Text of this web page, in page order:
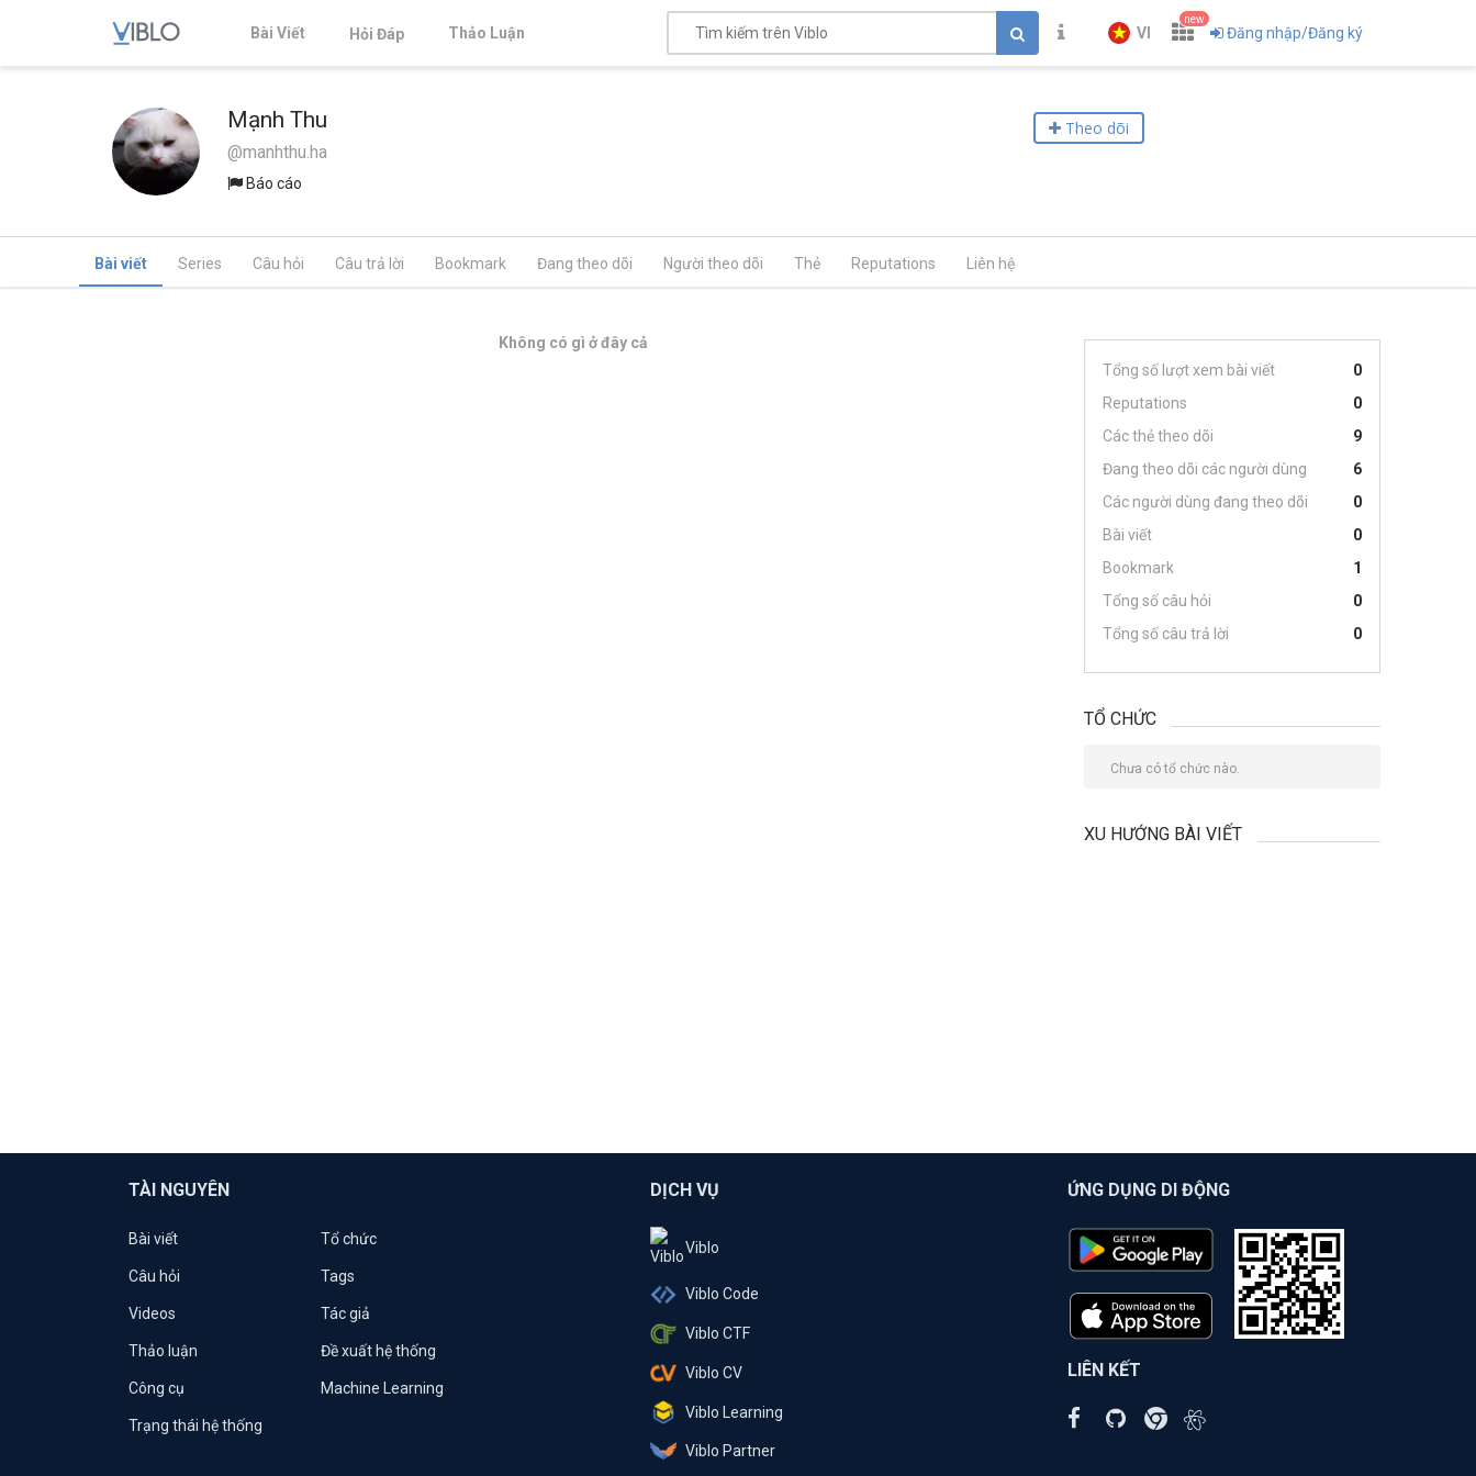
Bài Viết Hỏi Đáp Thảo Luận VI
new
Đăng nhập/Đăng ký
Mạnh Thu
@manhthu.ha
Báo cáo
Theo dõi
Bài viết Series Câu hỏi Câu trả lời Bookmark Đang theo dõi Người theo dõi Thẻ Reputations Liên hệ
Không có gì ở đây cả
Tổng số lượt xem bài viết
0
Reputations
0
Các thẻ theo dõi
9
Đang theo dõi các người dùng
6
Các người dùng đang theo dõi
0
Bài viết
0
Bookmark
1
Tổng số câu hỏi
0
Tổng số câu trả lời
0
TỔ CHỨC
Chưa có tổ chức nào.
XU HƯỚNG BÀI VIẾT
TÀI NGUYÊN
Bài viết Tổ chức
Câu hỏi Tags
Videos Tác giả
Thảo luận Đề xuất hệ thống
Công cụ Machine Learning
Trạng thái hệ thống
DỊCH VỤ
Viblo
Viblo Code
Viblo CTF
Viblo CV
Viblo Learning
Viblo Partner
ỨNG DỤNG DI ĐỘNG
LIÊN KẾT